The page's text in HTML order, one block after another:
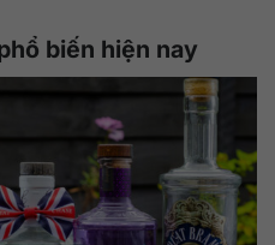
biến hiện nay